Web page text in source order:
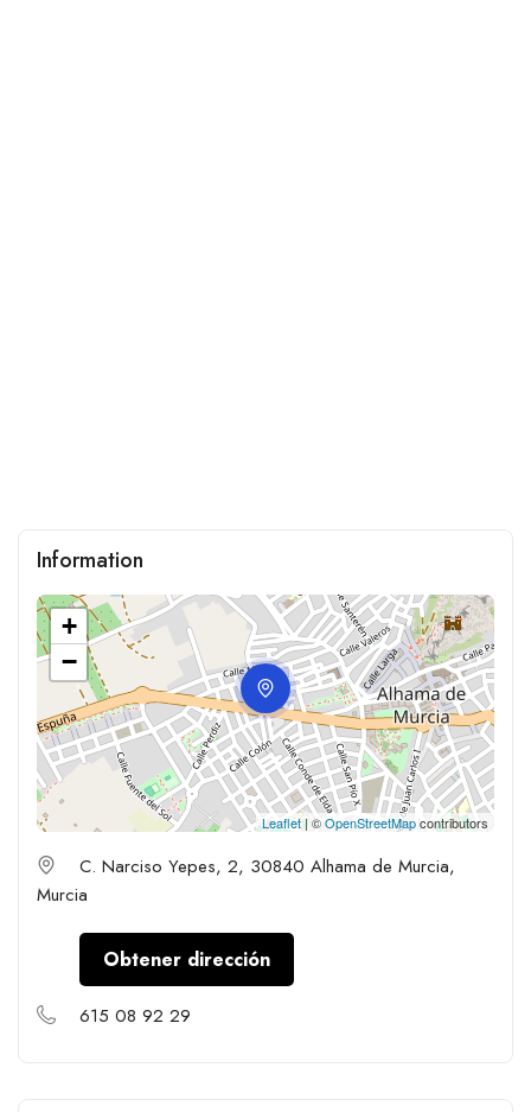
Information
+
−
Leaflet| ©OpenStreetMapcontributors
C. Narciso Yepes, 2, 30840 Alhama de Murcia,
Murcia
Obtener dirección
615 08 92 29